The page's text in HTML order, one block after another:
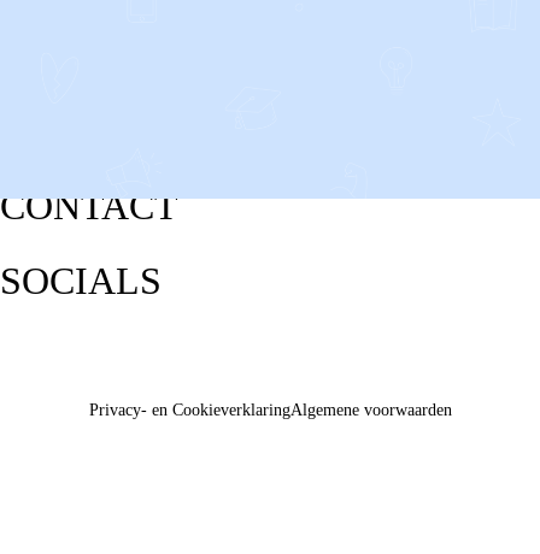
CONTACT
SOCIALS
Privacy- en CookieverklaringAlgemene voorwaarden